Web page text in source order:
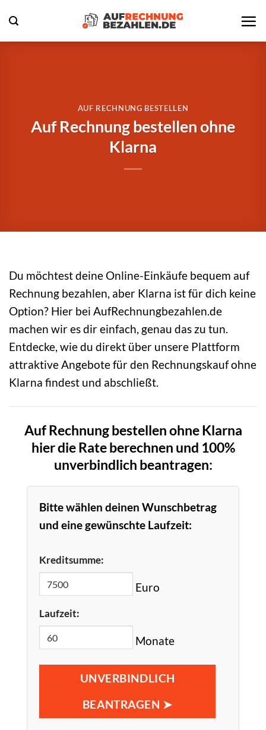
Inhalt
springen
AUF RECHNUNG BESTELLEN
Auf Rechnung bestellen ohne
Klarna
Du möchtest deine Online-Einkäufe bequem auf
Rechnung bezahlen, aber Klarna ist für dich keine
Option? Hier bei AufRechnungbezahlen.de
machen wir es dir einfach, genau das zu tun.
Entdecke, wie du direkt über unsere Plattform
attraktive Angebote für den Rechnungskauf ohne
Klarna findest und abschließt.
Auf Rechnung bestellen ohne Klarna
hier die Rate berechnen und 100%
unverbindlich beantragen:
Bitte wählen deinen Wunschbetrag
und eine gewünschte Laufzeit:
Kreditsumme:
Euro
Laufzeit:
Monate
UNVERBINDLICH
BEANTRAGEN ➤